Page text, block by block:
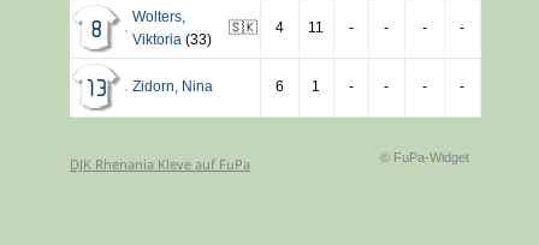
8
Wolters,
Viktoria (33)
🇸🇰 4 11 - - - -
13 Zidorn, Nina 6 1 - - - -
© FuPa-Widget
DJK Rhenania Kleve auf FuPa